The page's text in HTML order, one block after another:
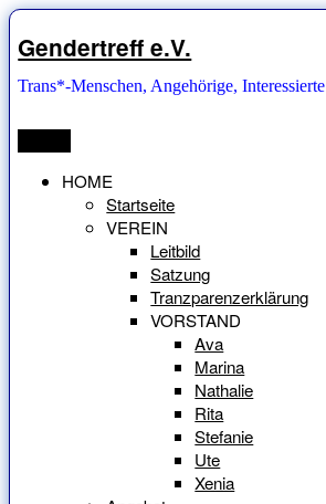
Zum
Inhalt
springen
Gendertreff e.V.
Trans*-Menschen, Angehörige, Interessierte
HOME
Startseite
VEREIN
Leitbild
Satzung
Tranzparenzerklärung
VORSTAND
Ava
Marina
Nathalie
Rita
Stefanie
Ute
Xenia